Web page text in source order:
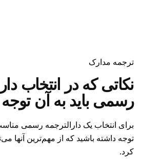
ترجمه مدارک
نکاتی که در انتخاب
رسمی باید به آن توجه
برای انتخاب یک دارالترجمه رسمی مناسب
توجه داشته باشید که از مهم‌ترین آنها
کرد.